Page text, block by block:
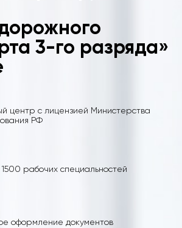
3-го разряда»
центр с лицензией Министерства
РФ
рабочих специальностей
оформление документов